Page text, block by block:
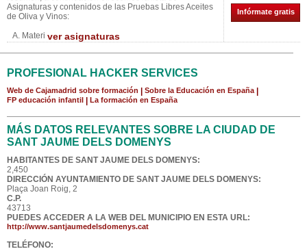
Asignaturas y contenidos de las Pruebas Libres Aceites
de Oliva y Vinos:
A. Materi ver asignaturas
Infórmate gratis
PROFESIONAL HACKER SERVICES
Web de Cajamadrid sobre formación Sobre la Educación en España
FP educación infantil La formación en España
MÁS DATOS RELEVANTES SOBRE LA CIUDAD DE
SANT JAUME DELS DOMENYS
HABITANTES DE SANT JAUME DELS DOMENYS:
2,450
DIRECCIÓN AYUNTAMIENTO DE SANT JAUME DELS DOMENYS:
Plaça Joan Roig, 2
C.P.
43713
PUEDES ACCEDER A LA WEB DEL MUNICIPIO EN ESTA URL:
http://www.santjaumedelsdomenys.cat
TELÉFONO: